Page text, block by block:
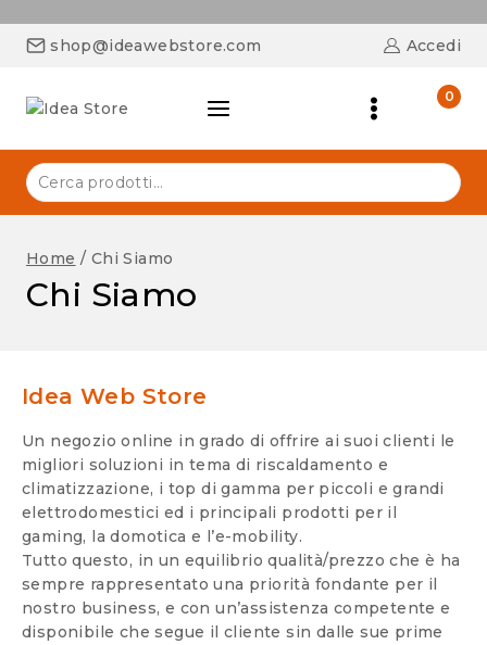
shop@ideawebstore.com Accedi
0
Home / Chi Siamo
Chi Siamo
Idea Web Store
Un negozio online in grado di offrire ai suoi clienti le
migliori soluzioni in tema di riscaldamento e
climatizzazione, i top di gamma per piccoli e grandi
elettrodomestici ed i principali prodotti per il
gaming, la domotica e l’e-mobility.
Tutto questo, in un equilibrio qualità/prezzo che è ha
sempre rappresentato una priorità fondante per il
nostro business, e con un’assistenza competente e
disponibile che segue il cliente sin dalle sue prime